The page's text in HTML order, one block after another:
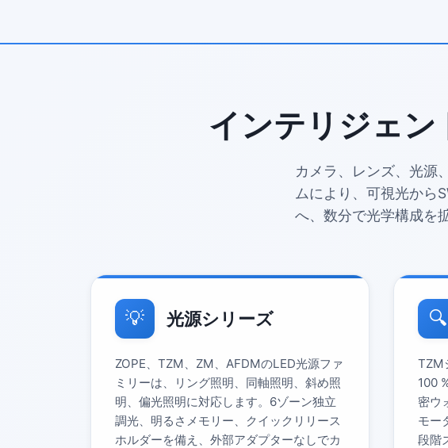
インテリジェ
カメラ、レンズ、光源
ムにより、可視光から
へ、数分で光学構成を
💡 光源シリーズ
ZOPE、TZM、ZM、AFDMのLED光源ファ
ミリーは、リング照明、同軸照明、斜め照
明、偏光照明に対応します。6ゾーン独立
調光、明るさメモリー、クイックリリース
ホルダーを備え、外部アダプターなしでカ
🔍
TZM
100
密ウ
モー
段階